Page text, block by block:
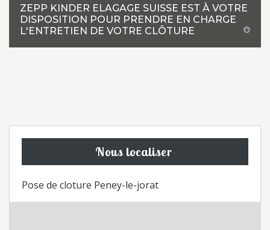
ZEPP KINDER ELAGAGE SUISSE EST À VOTRE
DISPOSITION POUR PRENDRE EN CHARGE
L'ENTRETIEN DE VOTRE CLÔTURE
Nous localiser
Pose de cloture Peney-le-jorat